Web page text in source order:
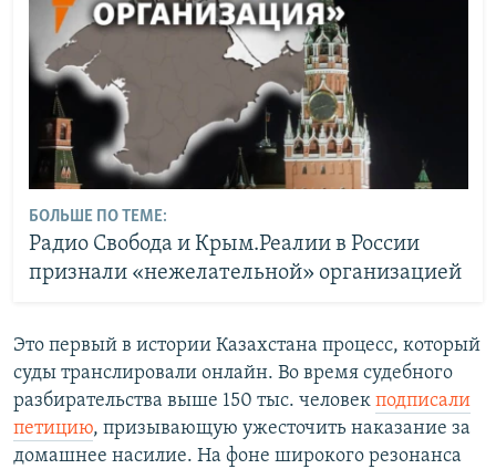
БОЛЬШЕ ПО ТЕМЕ:
Радио Свобода и Крым.Реалии в России
признали «нежелательной» организацией
Это первый в истории Казахстана процесс, который
суды транслировали онлайн. Во время судебного
разбирательства выше 150 тыс. человек подписали
петицию, призывающую ужесточить наказание за
домашнее насилие. На фоне широкого резонанса